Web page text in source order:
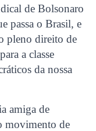
de Bolsonaro
passa o Brasil, e
pleno direito de
a classe
da nossa
amiga de
movimento de